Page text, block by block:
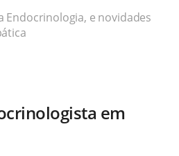
Endocrinologia, e novidades
em